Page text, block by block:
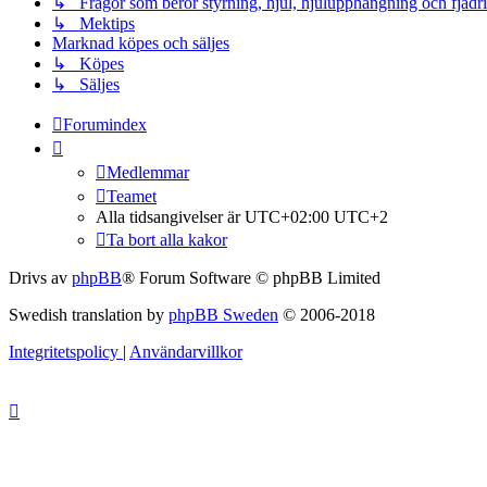
↳ Mektips
Marknad köpes och säljes
↳ Köpes
↳ Säljes
Forumindex
Medlemmar
Teamet
Alla tidsangivelser är UTC+02:00 UTC+2
Ta bort alla kakor
Drivs av phpBB® Forum Software © phpBB Limited
Swedish translation by phpBB Sweden © 2006-2018
Integritetspolicy | Användarvillkor